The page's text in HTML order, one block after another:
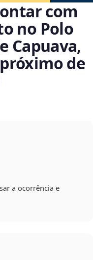
com
no Polo
Capuava,
de
a ocorrência e